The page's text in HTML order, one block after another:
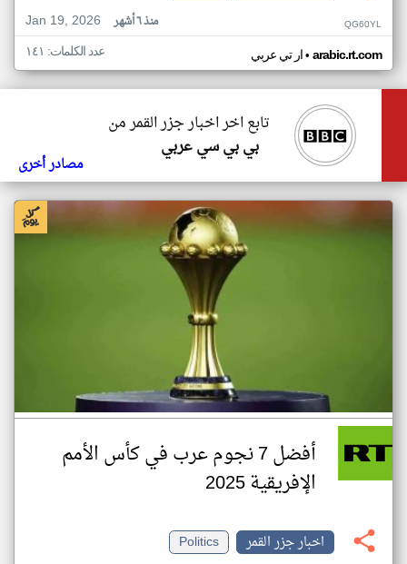
Jan 19, 2026
منذ ٦ أشهر QG60YL
ار تي عربي• arabic.rt.com عدد الكلمات: ١٤١
تابع اخر اخبار جزر القمر من
بي بي سي عربي
مصادر أخرى
أفضل 7 نجوم عرب في كأس الأمم
الإفريقية 2025
اخبار جزر القمر
Politics